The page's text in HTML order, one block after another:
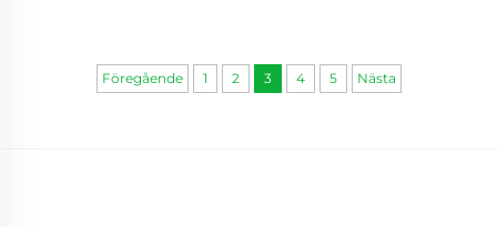
Föregående 1 2 3 4 5 Nästa